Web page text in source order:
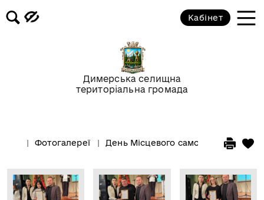
Димерська селищна
територіальна громада
Кабінет
Фотогалереї День Місцевого самоврядування